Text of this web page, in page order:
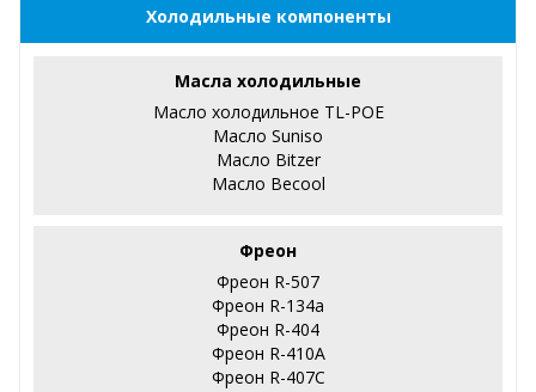
Холодильные компоненты
Масла холодильные
Масло холодильное TL-POE
Масло Suniso
Масло Bitzer
Масло Becool
Фреон
Фреон R-507
Фреон R-134a
Фреон R-404
Фреон R-410А
Фреон R-407С